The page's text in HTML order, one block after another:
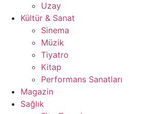
Uzay
Kültür & Sanat
Sinema
Müzik
Tiyatro
Kitap
Performans Sanatları
Magazin
Sağlık